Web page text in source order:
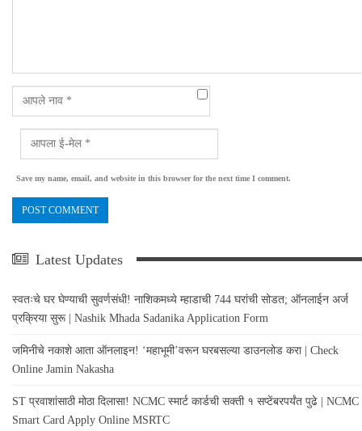
Save my name, email, and website in this browser for the next time I comment.
Latest Updates
स्वतःचे घर घेण्याची सुवर्णसंधी! नाशिकमध्ये म्हाडाची 744 घरांची सोडत; ऑनलाईन अर्ज
प्रक्रिया सुरू | Nashik Mhada Sadanika Application Form
जमिनीचे नकाशे आता ऑनलाइन! ‘महाभूमी’वरून घरबसल्या डाउनलोड करा | Check
Online Jamin Nakasha
ST प्रवाशांसाठी मोठा दिलासा! NCMC स्मार्ट कार्डची सक्ती १ सप्टेंबरपर्यंत पुढे | NCMC
Smart Card Apply Online MSRTC